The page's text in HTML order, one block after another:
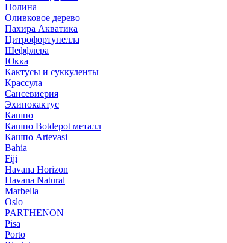
Нолина
Оливковое дерево
Пахира Акватика
Цитрофортунелла
Шеффлера
Юкка
Кактусы и суккуленты
Крассула
Сансевиерия
Эхинокактус
Кашпо
Кашпо Botdepot металл
Кашпо Artevasi
Bahia
Fiji
Havana Horizon
Havana Natural
Marbella
Oslo
PARTHENON
Pisa
Porto